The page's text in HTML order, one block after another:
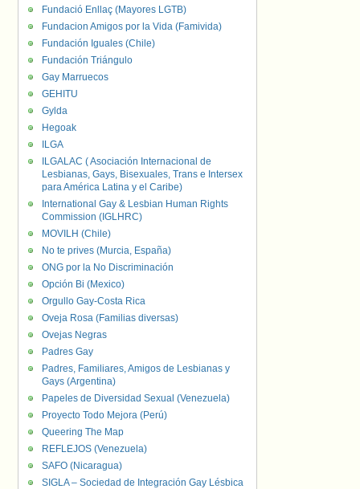
Fundació Enllaç (Mayores LGTB)
Fundacion Amigos por la Vida (Famivida)
Fundación Iguales (Chile)
Fundación Triángulo
Gay Marruecos
GEHITU
Gylda
Hegoak
ILGA
ILGALAC ( Asociación Internacional de
Lesbianas, Gays, Bisexuales, Trans e Intersex
para América Latina y el Caribe)
International Gay & Lesbian Human Rights
Commission (IGLHRC)
MOVILH (Chile)
No te prives (Murcia, España)
ONG por la No Discriminación
Opción Bi (Mexico)
Orgullo Gay-Costa Rica
Oveja Rosa (Familias diversas)
Ovejas Negras
Padres Gay
Padres, Familiares, Amigos de Lesbianas y
Gays (Argentina)
Papeles de Diversidad Sexual (Venezuela)
Proyecto Todo Mejora (Perú)
Queering The Map
REFLEJOS (Venezuela)
SAFO (Nicaragua)
SIGLA – Sociedad de Integración Gay Lésbica